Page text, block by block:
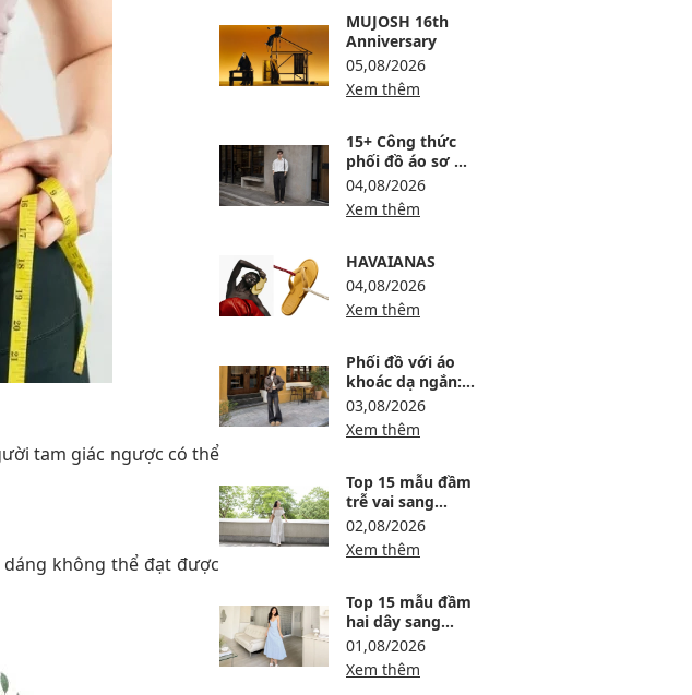
tam giác ngược có thể
không thể đạt được
MUJOSH 16th
Anniversary
05,08/2026
Xem thêm
15+ Công thức
phối đồ áo sơ mi
trắng nam lịch
lãm, trẻ và dễ
mặc
04,08/2026
Xem thêm
HAVAIANAS
04,08/2026
Xem thêm
Phối đồ với áo
khoác dạ ngắn:
12 công thức ấm,
gọn và sang
03,08/2026
Xem thêm
Top 15 mẫu đầm
trễ vai sang
trọng, dự tiệc
thanh lịch
02,08/2026
Xem thêm
Top 15 mẫu đầm
hai dây sang
trọng, thanh lịch
01,08/2026
Xem thêm